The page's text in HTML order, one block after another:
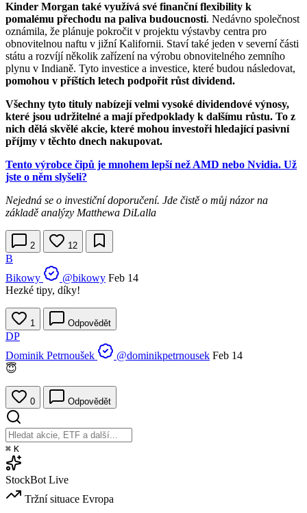
Kinder Morgan také využívá své finanční flexibility k
pomalému přechodu na paliva budoucnosti. Nedávno společnost
oznámila, že plánuje pokročit v projektu výstavby centra pro
obnovitelnou naftu v jižní Kalifornii. Staví také jeden v severní části
státu a rozvíjí několik zařízení na výrobu obnovitelného zemního
plynu v Indianě. Tyto investice a investice, které budou následovat,
pomohou v příštích letech podpořit růst dividend.
Všechny tyto tituly nabízejí velmi vysoké dividendové výnosy,
které jsou udržitelné a mají předpoklady k dalšímu růstu. To z
nich dělá skvělé akcie, které mohou investoři hledající pasivní
příjmy v těchto dnech nakupovat.
Tento výrobce čipů je mnohem lepší než AMD nebo Nvidia. Už
jste o něm slyšeli?
Nejedná se o investiční doporučení. Jde čistě o můj názor na
základě analýzy Matthewa DiLalla
2 12
B
Bikowy
@bikowy Feb 14
Hezké tipy, díky!
1 Odpovědět
DP
Dominik Petrnoušek
@dominikpetrnousek Feb 14
😇
0 Odpovědět
⌘ K
StockBot Live
Tržní situace Evropa